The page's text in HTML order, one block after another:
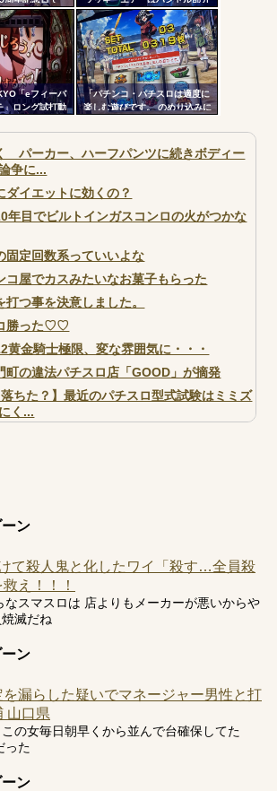
五万負けてま
」
からのみで枠上部からの風は無
い模様。ヅラに配慮したか？
「eフィーバ
」ロング試打動
ビューしまくり
予感
「パチンコ・パチスロは適度に
楽しむ遊びです。 のめり込みに
しいだろｗｗｗ
パーカー、ハーフパンツに続きボディー
争に...
ダイエットに効くの？
年目でビルトインガスコンロの火がつかな
固定回数系っていいよな
コ屋でカスみたいなお菓子もらった
打つ事を決意しました。
勝った♡♡
黄金騎士極限、変な雰囲気に・・・
町の違法パチスロ店「GOOD」が摘発
落ちた？】最近のパチスロ型式試験はミミズ
く...
相互RSS
ン
て殺人鬼と化したワイ「殺す…全員殺
え！！！
なスマスロは 店よりもメーカーが悪いからや
滅だね
ン
漏らした疑いでマネージャー男性と打
山口県
の女毎日朝早くから並んで台確保してた
った
ン